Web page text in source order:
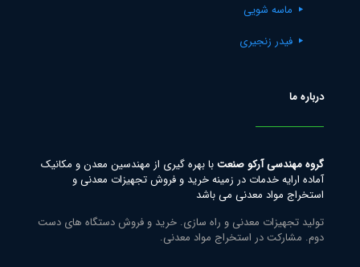
ماسه شویی
فیدر زنجیری
درباره ما
گروه مهندسی آرکو صنعتبا بهره گیری از مهندسین معدن و مکانیک
آماده ارایه خدمات در زمینه خرید و فروش تجهیزات معدنی و
استخراج مواد معدنی می باشد
تولید تجهیزات معدنی و راه سازی. خرید و فروش دستگاه های دست
دوم. مشارکت در استخراج مواد معدنی.